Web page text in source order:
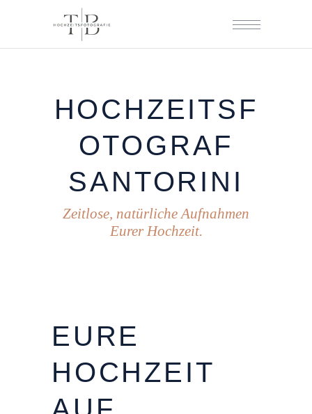
HOCHZEITSF
OTOGRAF
SANTORINI
Zeitlose, natürliche Aufnahmen
Eurer Hochzeit.
EURE
HOCHZEIT